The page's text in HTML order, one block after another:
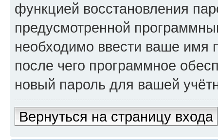
функцией восстановления
предусмотренной
необходимо ввести ваше имя
после чего программное
новый пароль для вашей
Вернуться на страницу входа